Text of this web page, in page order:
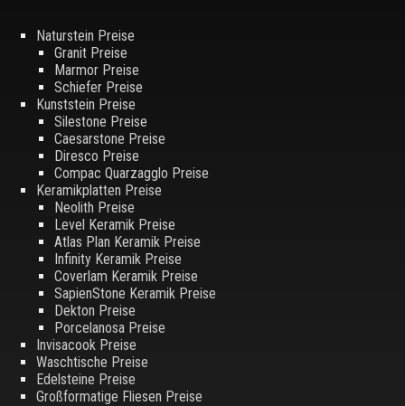
Naturstein Preise
Granit Preise
Marmor Preise
Schiefer Preise
Kunststein Preise
Silestone Preise
Caesarstone Preise
Diresco Preise
Compac Quarzagglo Preise
Keramikplatten Preise
Neolith Preise
Level Keramik Preise
Atlas Plan Keramik Preise
Infinity Keramik Preise
Coverlam Keramik Preise
SapienStone Keramik Preise
Dekton Preise
Porcelanosa Preise
Invisacook Preise
Waschtische Preise
Edelsteine Preise
Großformatige Fliesen Preise